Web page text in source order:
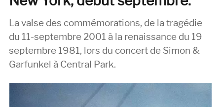
La valse des commémorations, de la tragédie
du 11-septembre 2001 à la renaissance du 19
septembre 1981, lors du concert de Simon &
Garfunkel à Central Park.